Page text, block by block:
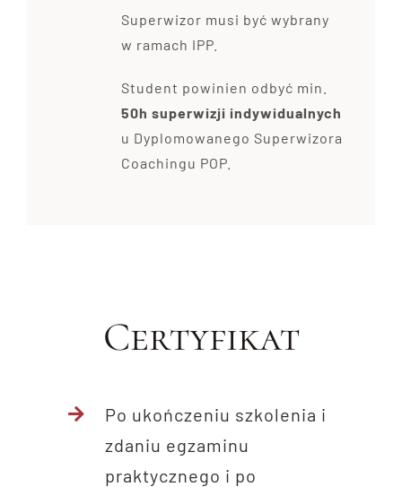
Superwizor musi być wybrany
w ramach IPP.
Student powinien odbyć min.
50h superwizji indywidualnych
u Dyplomowanego Superwizora
Coachingu POP.
Certyfikat
Po ukończeniu szkolenia i
zdaniu egzaminu
praktycznego i po